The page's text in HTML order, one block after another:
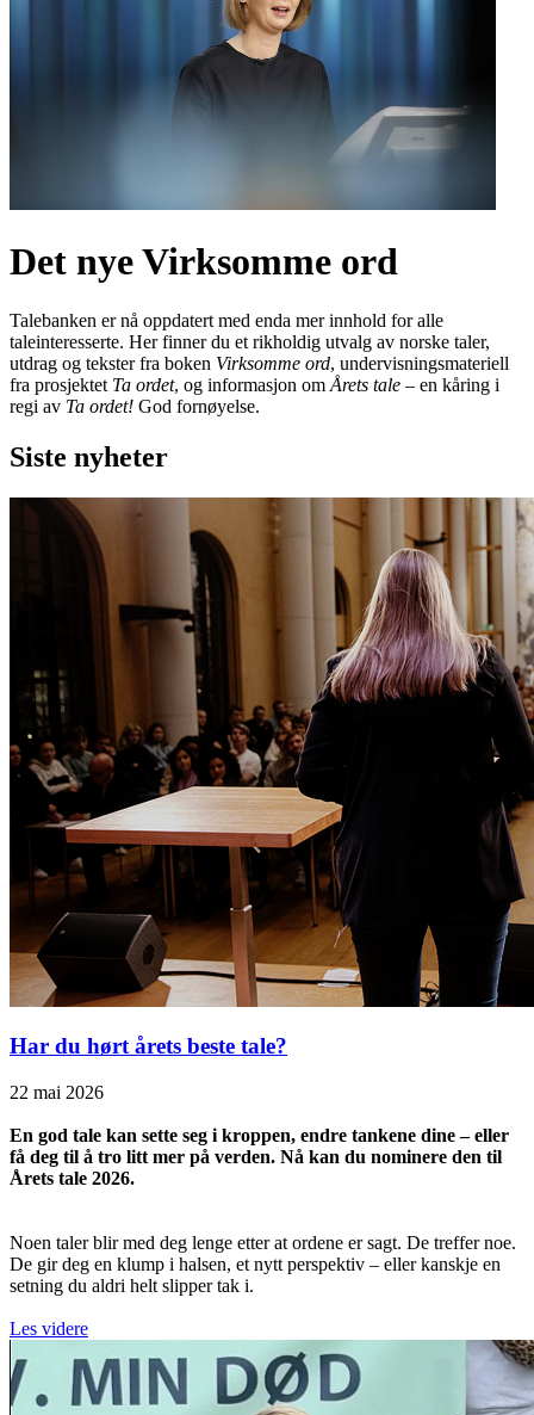
Det nye Virksomme ord
Talebanken er nå oppdatert med enda mer innhold for alle
taleinteresserte. Her finner du et rikholdig utvalg av norske taler,
utdrag og tekster fra boken Virksomme ord, undervisningsmateriell
fra prosjektet Ta ordet, og informasjon om Årets tale – en kåring i
regi av Ta ordet! God fornøyelse.
Siste nyheter
Har du hørt årets beste tale?
22 mai 2026
En god tale kan sette seg i kroppen, endre tankene dine – eller
få deg til å tro litt mer på verden. Nå kan du nominere den til
Årets tale 2026.
Noen taler blir med deg lenge etter at ordene er sagt. De treffer noe.
De gir deg en klump i halsen, et nytt perspektiv – eller kanskje en
setning du aldri helt slipper tak i.
Les videre